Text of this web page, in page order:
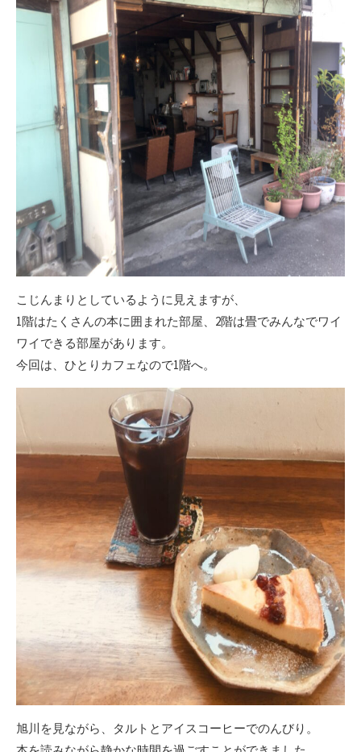
こじんまりとしているように見えますが、
1階はたくさんの本に囲まれた部屋、2階は畳でみんなでワイ
ワイできる部屋があります。
今回は、ひとりカフェなので1階へ。
旭川を見ながら、タルトとアイスコーヒーでのんびり。